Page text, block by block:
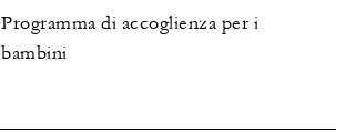
Programma di accoglienza per i
bambini